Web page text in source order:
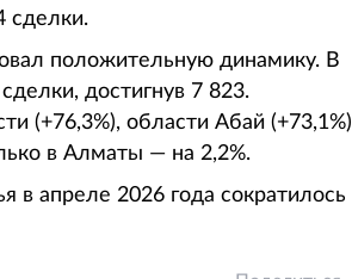
сделки.
положительную динамику. В
достигнув 7 823.
(+76,3%), области Абай (+73,1%)
в Алматы — на 2,2%.
в апреле 2026 года сократилось